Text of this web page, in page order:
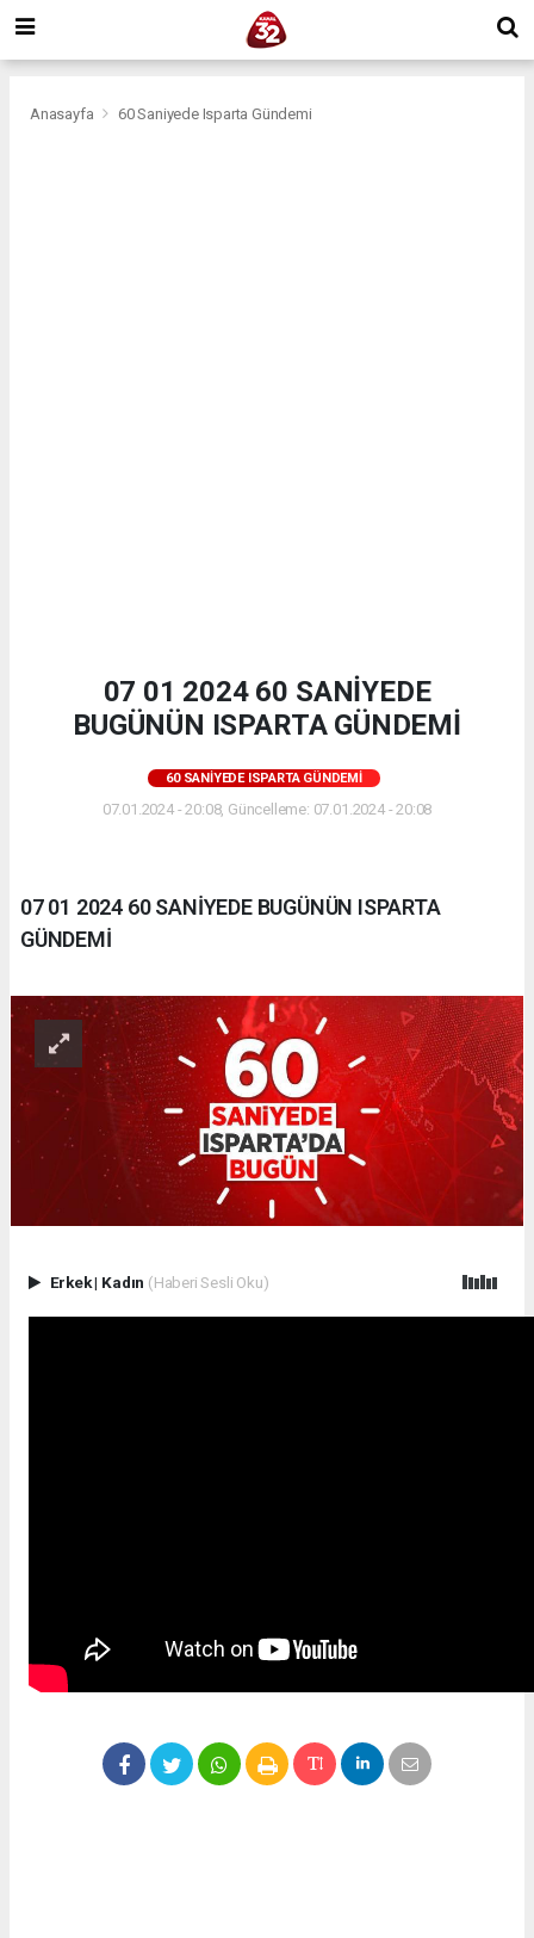
Anasayfa 60 Saniyede Isparta Gündemi
07 01 2024 60 SANİYEDE
BUGÜNÜN ISPARTA GÜNDEMİ
60 SANIYEDE ISPARTA GÜNDEMI
07.01.2024 - 20:08, Güncelleme: 07.01.2024 - 20:08
07 01 2024 60 SANİYEDE BUGÜNÜN ISPARTA
GÜNDEMİ
Erkek| Kadın (Haberi Sesli Oku)